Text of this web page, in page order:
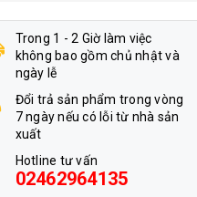
Trong 1 - 2 Giờ làm việc
không bao gồm chủ nhật và
ngày lễ
Đổi trả sản phẩm trong vòng
7 ngày nếu có lỗi từ nhà sản
xuất
Hotline tư vấn
02462964135